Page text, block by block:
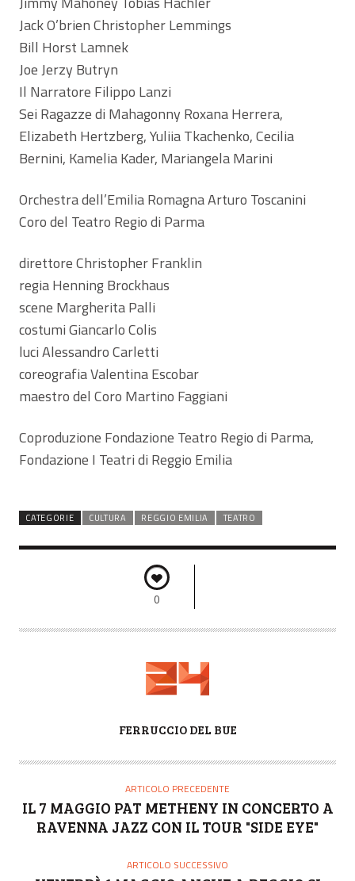
Jack O’brien Christopher Lemmings
Bill Horst Lamnek
Joe Jerzy Butryn
Il Narratore Filippo Lanzi
Sei Ragazze di Mahagonny Roxana Herrera,
Elizabeth Hertzberg, Yuliia Tkachenko, Cecilia
Bernini, Kamelia Kader, Mariangela Marini
Orchestra dell’Emilia Romagna Arturo Toscanini
Coro del Teatro Regio di Parma
direttore Christopher Franklin
regia Henning Brockhaus
scene Margherita Palli
costumi Giancarlo Colis
luci Alessandro Carletti
coreografia Valentina Escobar
maestro del Coro Martino Faggiani
Coproduzione Fondazione Teatro Regio di Parma,
Fondazione I Teatri di Reggio Emilia
CATEGORIE CULTURA REGGIO EMILIA TEATRO
0
T
R
FERRUCCIO DEL BUE
ARTICOLO PRECEDENTE
IL 7 MAGGIO PAT METHENY IN CONCERTO A
RAVENNA JAZZ CON IL TOUR "SIDE EYE"
ARTICOLO SUCCESSIVO